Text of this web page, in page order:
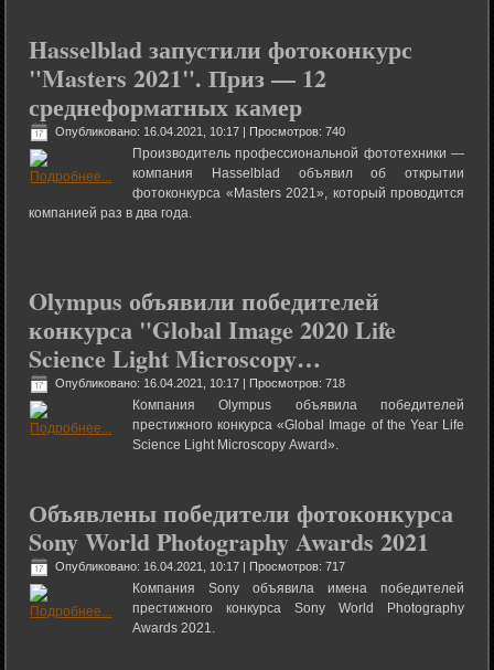
Hasselblad запустили фотоконкурс
"Masters 2021". Приз — 12
среднеформатных камер
Опубликовано: 16.04.2021, 10:17 | Просмотров: 740
Производитель профессиональной фототехники —
компания Hasselblad объявил об открытии
фотоконкурса «Masters 2021», который проводится
компанией раз в два года.
Olympus объявили победителей
конкурса "Global Image 2020 Life
Science Light Microscopy…
Опубликовано: 16.04.2021, 10:17 | Просмотров: 718
Компания Olympus объявила победителей
престижного конкурса «Global Image of the Year Life
Science Light Microscopy Award».
Объявлены победители фотоконкурса
Sony World Photography Awards 2021
Опубликовано: 16.04.2021, 10:17 | Просмотров: 717
Компания Sony объявила имена победителей
престижного конкурса Sony World Photography
Awards 2021.